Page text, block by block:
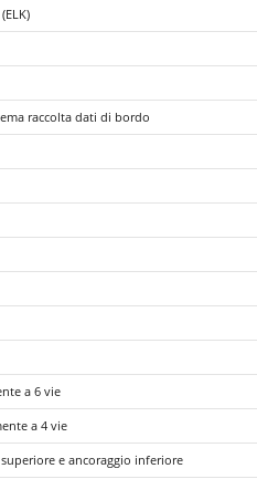
raccolta dati di bordo
a 6 vie
a 4 vie
e ancoraggio inferiore